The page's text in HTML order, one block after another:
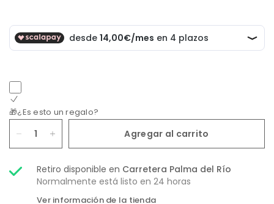
🎁¿Es esto un regalo?
Agregar al carrito
Retiro disponible en Carretera Palma del Río
Normalmente está listo en 24 horas
Ver información de la tienda